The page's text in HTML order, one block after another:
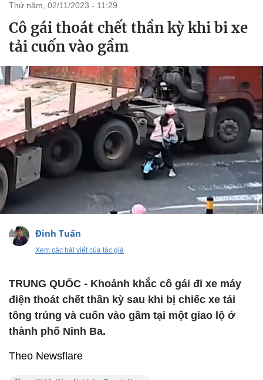
thứ năm, 02/11/2023 - 11:29
Cô gái thoát chết thần kỳ khi bi xe
tải cuốn vào gầm
Đinh Tuấn
Xem các bài viết của tác giả
TRUNG QUỐC - Khoảnh khắc cô gái đi xe máy
điện thoát chết thần kỳ sau khi bị chiếc xe tải
tông trúng và cuốn vào gầm tại một giao lộ ở
thành phố Ninh Ba.
Theo Newsflare